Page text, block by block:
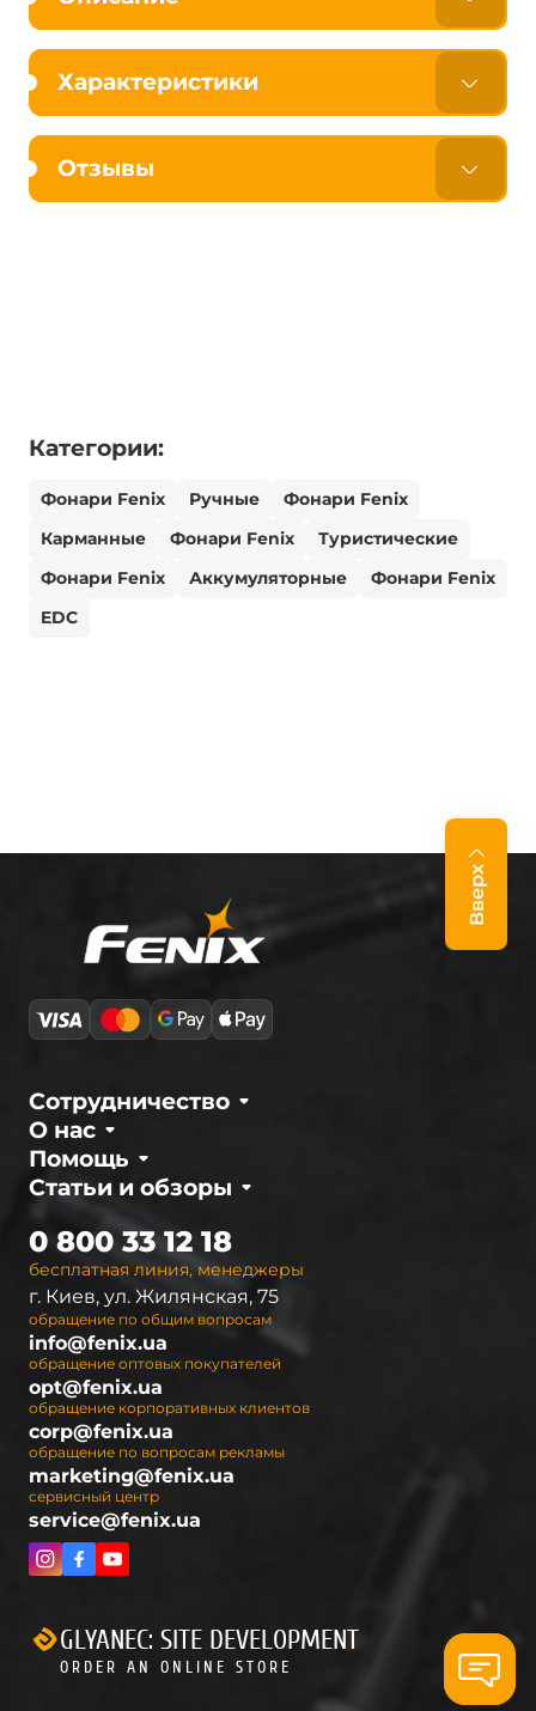
Характеристики
Отзывы
Категории:
Фонари Fenix Ручные
Фонари Fenix
Карманные
Фонари Fenix
Туристические
Фонари Fenix
Аккумуляторные
Фонари Fenix
EDC
Вверх
О нас
Сотрудничество
Статьи и обзоры
Помощь
бесплатная линия, менеджеры
0 800 33 12 18
г. Киев, ул. Жилянская, 75
обращение по общим вопросам
info@fenix.ua
обращение оптовых покупателей
opt@fenix.ua
обращение корпоративных клиентов
corp@fenix.ua
обращение по вопросам рекламы
marketing@fenix.ua
сервисный центр
service@fenix.ua
GLYANEC: SITE DEVELOPMENT
ORDER AN ONLINE STORE